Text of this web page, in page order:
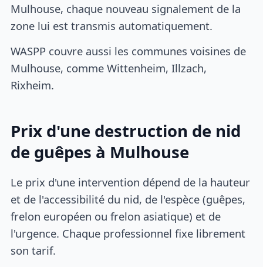
Mulhouse, chaque nouveau signalement de la
zone lui est transmis automatiquement.
WASPP couvre aussi les communes voisines de
Mulhouse, comme Wittenheim, Illzach,
Rixheim.
Prix d'une destruction de nid
de guêpes à Mulhouse
Le prix d'une intervention dépend de la hauteur
et de l'accessibilité du nid, de l'espèce (guêpes,
frelon européen ou frelon asiatique) et de
l'urgence. Chaque professionnel fixe librement
son tarif.